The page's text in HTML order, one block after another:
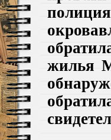
жилья